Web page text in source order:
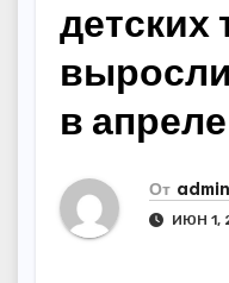
детских
в
От admin
ИЮН 1,